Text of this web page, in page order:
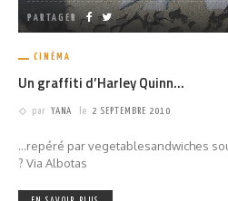
PARTAGER
CINÉMA
Un graffiti d’Harley Quinn…
par YANA le 2 SEPTEMBRE 2010
...repéré par vegetablesandwiches
? Via Albotas